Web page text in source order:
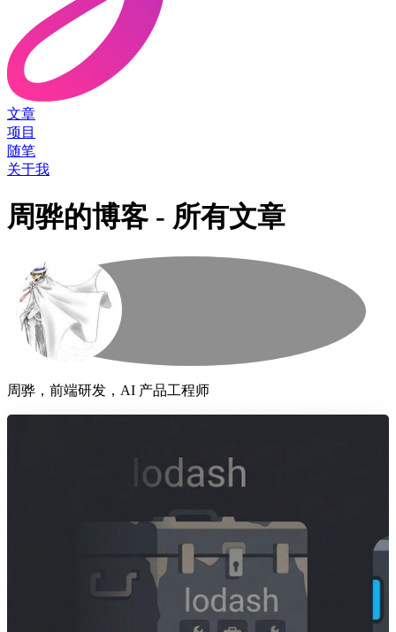
文章
项目
随笔
关于我
周骅的博客 - 所有文章
周骅，前端研发，AI 产品工程师